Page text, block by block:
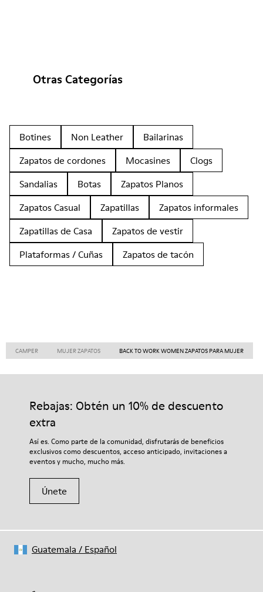
Otras Categorías
Botines Non Leather
Bailarinas
Zapatos de cordones
Mocasines
Clogs
Sandalias
Botas
Zapatos Planos
Zapatos Casual
Zapatillas
Zapatos informales
Zapatillas de Casa
Zapatos de vestir
Plataformas / Cuñas
Zapatos de tacón
CAMPER MUJER ZAPATOS BACK TO WORK WOMEN ZAPATOS PARA MUJER
Rebajas: Obtén un 10% de descuento
extra
Así es. Como parte de la comunidad, disfrutarás de beneficios
exclusivos como descuentos, acceso anticipado, invitaciones a
eventos y mucho, mucho más.
Únete
Guatemala / Español